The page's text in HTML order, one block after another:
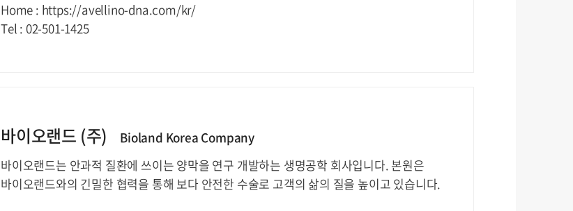
Home : https://avellino-dna.com/kr/
Tel : 02-501-1425
바이오랜드 (주)
Bioland Korea Company
바이오랜드는 안과적 질환에 쓰이는 양막을 연구 개발하는 생명공학 회사입니다. 본원은
바이오랜드와의 긴밀한 협력을 통해 보다 안전한 수술로 고객의 삶의 질을 높이고 있습니다.